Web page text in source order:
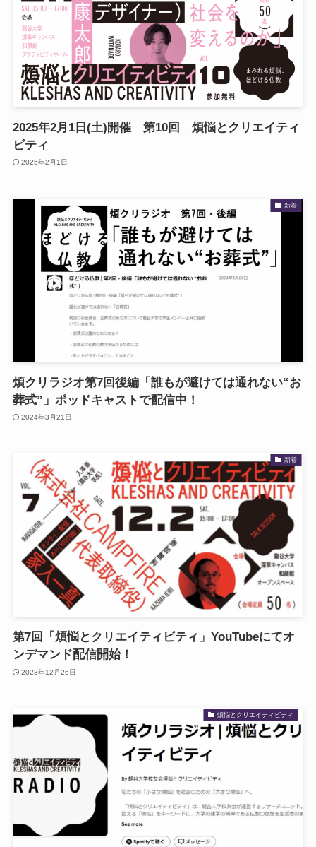
2025年2月1日(土)開催 第10回 煩悩とクリエイティ
ビティ
2025年2月1日
新着
煩クリラジオ第7回後編「誰もが避けては通れない“お
葬式”」ポッドキャストで配信中！
2024年3月21日
新着
第7回「煩悩とクリエイティビティ」YouTubeにてオ
ンデマンド配信開始！
2023年12月26日
煩悩とクリエイティビティ